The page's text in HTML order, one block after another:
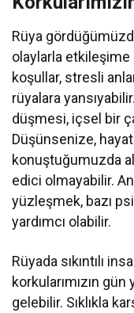
Rüya
olaylarla
koşullar, stresli
rüyalara
düşmesi, içsel bir
Düşünsenize,
konuştuğumuzda
edici olmayabilir.
yüzleşmek, bazı
yardımcı olabilir.
Rüyada sıkıntılı
korkularımızın gün
gelebilir. Sıklıkla